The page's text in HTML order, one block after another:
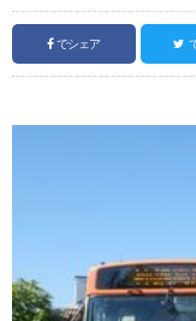
でシェア